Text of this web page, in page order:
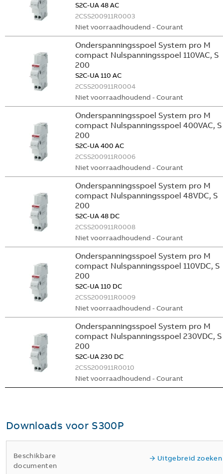
S2C-UA 48 AC
2CSS200911R0003
Niet voorraadhoudend - Courant
Onderspanningsspoel System pro M
compact Nulspanningsspoel 110VAC, S
200
S2C-UA 110 AC
2CSS200911R0004
Niet voorraadhoudend - Courant
Onderspanningsspoel System pro M
compact Nulspanningsspoel 400VAC, S
200
S2C-UA 400 AC
2CSS200911R0006
Niet voorraadhoudend - Courant
Onderspanningsspoel System pro M
compact Nulspanningsspoel 48VDC, S
200
S2C-UA 48 DC
2CSS200911R0008
Niet voorraadhoudend - Courant
Onderspanningsspoel System pro M
compact Nulspanningsspoel 110VDC, S
200
S2C-UA 110 DC
2CSS200911R0009
Niet voorraadhoudend - Courant
Onderspanningsspoel System pro M
compact Nulspanningsspoel 230VDC, S
200
S2C-UA 230 DC
2CSS200911R0010
Niet voorraadhoudend - Courant
Downloads voor S300P
Beschikbare
documenten
Uitgebreid zoeken